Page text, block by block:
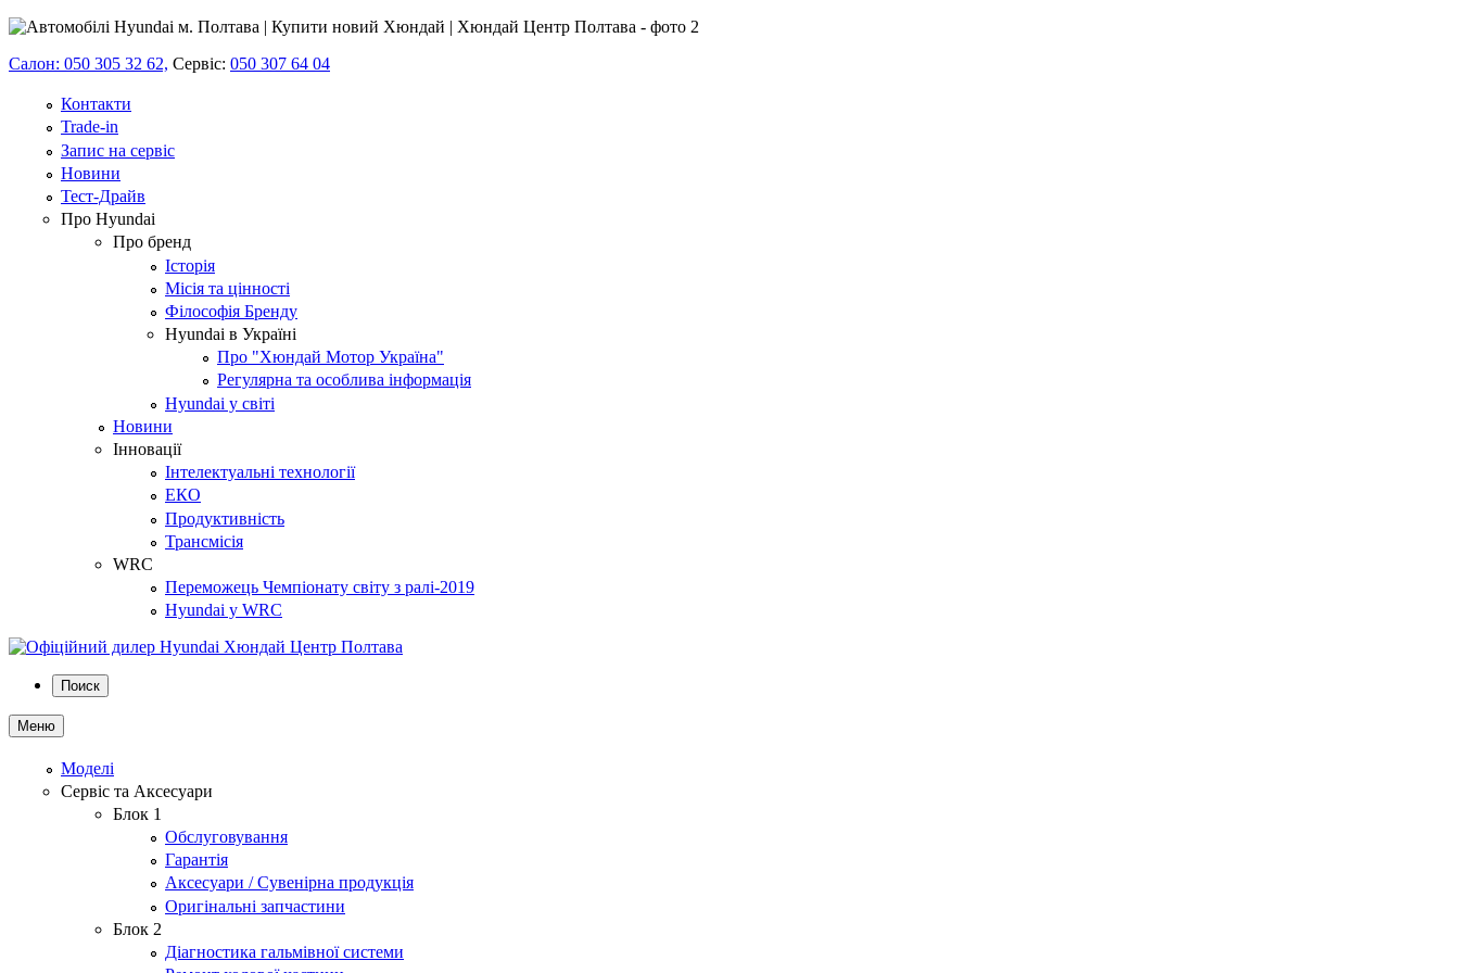
Салон: 050 305 32 62, Сервіс: 050 307 64 04
Контакти
Trade-in
Запис на сервіс
Новини
Тест-Драйв
Про Hyundai
Про бренд
Історія
Місія та цінності
Філософія Бренду
Hyundai в Україні
Про "Хюндай Мотор Україна"
Регулярна та особлива інформація
Hyundai у світі
Новини
Інновації
Інтелектуальні технології
ЕКО
Продуктивність
Трансмісія
WRC
Переможець Чемпіонату світу з ралі-2019
Hyundai у WRC
Поиск
Меню
Моделі
Сервіс та Аксесуари
Блок 1
Обслуговування
Гарантія
Аксесуари / Сувенірна продукція
Оригінальні запчастини
Блок 2
Діагностика гальмівної системи